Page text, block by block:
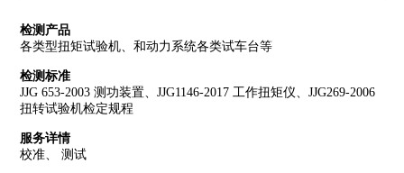
检测产品
各类型扭矩试验机、和动力系统各类试车台等
检测标准
JJG 653-2003 测功装置、JJG1146-2017 工作扭矩仪、JJG269-2006
扭转试验机检定规程
服务详情
校准、 测试